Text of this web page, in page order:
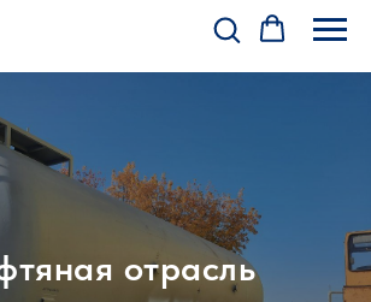
отрасль